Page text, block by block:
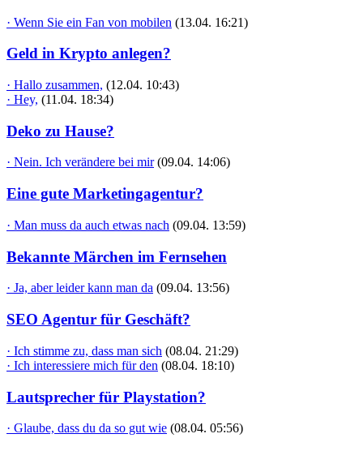
· Wenn Sie ein Fan von mobilen (13.04. 16:21)
Geld in Krypto anlegen?
· Hallo zusammen, (12.04. 10:43)
· Hey, (11.04. 18:34)
Deko zu Hause?
· Nein. Ich verändere bei mir (09.04. 14:06)
Eine gute Marketingagentur?
· Man muss da auch etwas nach (09.04. 13:59)
Bekannte Märchen im Fernsehen
· Ja, aber leider kann man da (09.04. 13:56)
SEO Agentur für Geschäft?
· Ich stimme zu, dass man sich (08.04. 21:29)
· Ich interessiere mich für den (08.04. 18:10)
Lautsprecher für Playstation?
· Glaube, dass du da so gut wie (08.04. 05:56)